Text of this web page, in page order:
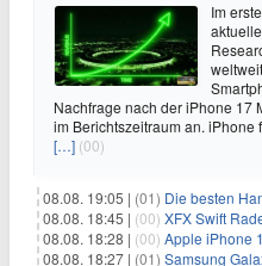
Im
Nachfrage nach der iPhone 17
im Berichtszeitraum an. iPhone
[…] (00)
08.08. 19:05 | (01) Die besten
08.08. 18:45 | (00) XFX Swift Radeon
08.08. 18:28 | (00) Apple iPhone 17 256GB
08.08. 18:27 | (01) Samsung Galaxy S26 Ultra